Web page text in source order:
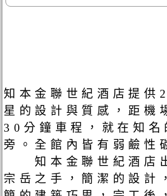
知本金聯世紀酒店提供
星的設計與質感，距機
30分鐘車程，就在知名
旁。全館內皆有弱鹼
知本金聯世紀酒店出
宗岳之手，簡潔的設計